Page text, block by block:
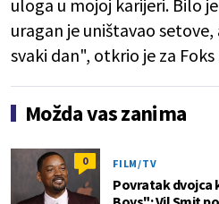
uloga u mojoj karijeri. Bilo
uragan je uništavao
svaki dan", otkrio je za Foks
Možda vas zanima
0 FILM/TV
Povratak dvojca